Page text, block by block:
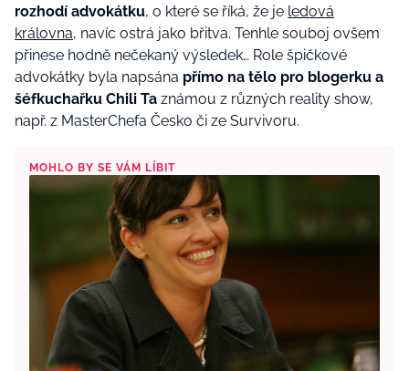
rozhodí advokátku, o které se říká, že je ledová
královna, navíc ostrá jako břitva. Tenhle souboj ovšem
přinese hodně nečekaný výsledek… Role špičkové
advokátky byla napsána přímo na tělo pro blogerku a
šéfkuchařku Chili Ta známou z různých reality show,
např. z MasterChefa Česko či ze Survivoru.
MOHLO BY SE VÁM LÍBIT